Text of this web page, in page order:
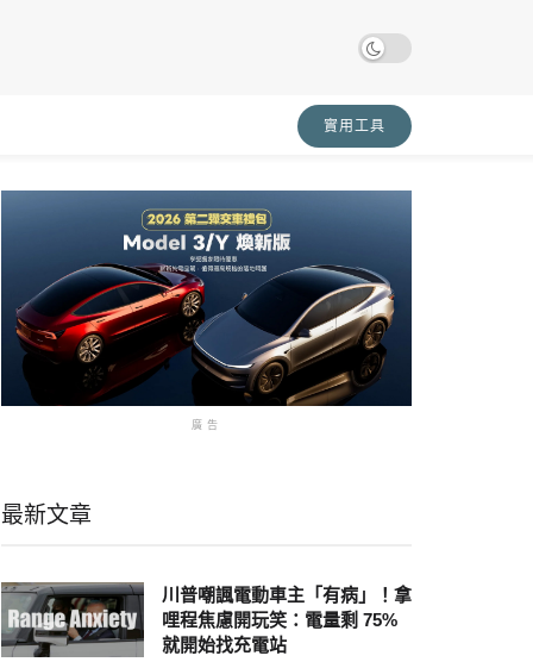
實用工具
廣告
最新文章
川普嘲諷電動車主「有病」！拿
哩程焦慮開玩笑：電量剩 75%
就開始找充電站